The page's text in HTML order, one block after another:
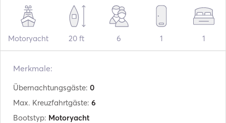
Motoryacht 20 ft 6 1 1
Merkmale:
Übernachtungsgäste: 0
Max. Kreuzfahrtgäste: 6
Bootstyp: Motoryacht